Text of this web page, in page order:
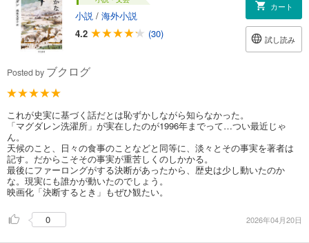
小説 / 海外小説
4.2
(30)
カート
試し読み
Posted by ブクログ
これが史実に基づく話だとは恥ずかしながら知らなかった。
「マグダレン洗濯所」が実在したのが1996年までって…つい最近じゃ
ん。
天候のこと、日々の食事のことなどと同等に、淡々とその事実を著者は
記す。だからこそその事実が重苦しくのしかかる。
最後にファーロングがする決断があったから、歴史は少し動いたのか
な。現実にも誰かが動いたのでしょう。
映画化「決断するとき」もぜひ観たい。
0 2026年04月20日